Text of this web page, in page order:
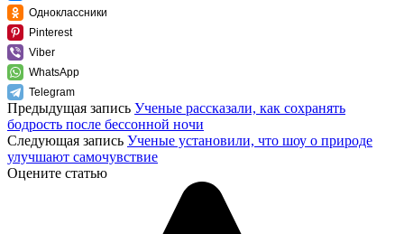
Одноклассники
Pinterest
Viber
WhatsApp
Telegram
Предыдущая запись Ученые рассказали, как сохранять
бодрость после бессонной ночи
Следующая запись Ученые установили, что шоу о природе
улучшают самочувствие
Оцените статью